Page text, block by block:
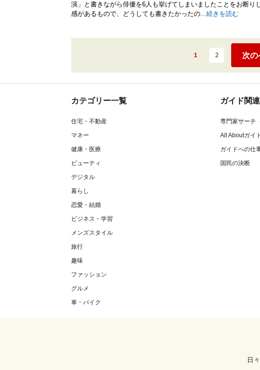
演」と書きながら俳優を6人も挙げてしまいましたことをお断り
感があるもので、どうしても書きたかったの...続きを読む
1 2 次の
カテゴリー一覧
住宅・不動産
マネー
健康・医療
ビューティ
デジタル
暮らし
恋愛・結婚
ビジネス・学習
メンズスタイル
旅行
趣味
ファッション
グルメ
車・バイク
ガイド関連
専門家サーチ
All Aboutガイ
ガイドへの仕
国民の決断
日